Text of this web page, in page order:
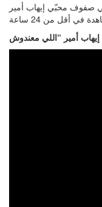
صفوف محبّي إيهاب أمير